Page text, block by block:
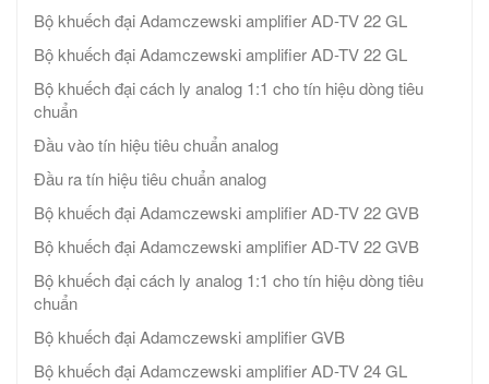
Bộ khuếch đại Adamczewski amplifier AD-TV 22 GL
Bộ khuếch đại Adamczewski amplifier AD-TV 22 GL
Bộ khuếch đại cách ly analog 1:1 cho tín hiệu dòng tiêu
chuẩn
Đầu vào tín hiệu tiêu chuẩn analog
Đầu ra tín hiệu tiêu chuẩn analog
Bộ khuếch đại Adamczewski amplifier AD-TV 22 GVB
Bộ khuếch đại Adamczewski amplifier AD-TV 22 GVB
Bộ khuếch đại cách ly analog 1:1 cho tín hiệu dòng tiêu
chuẩn
Bộ khuếch đại Adamczewski amplifier GVB
Bộ khuếch đại Adamczewski amplifier AD-TV 24 GL